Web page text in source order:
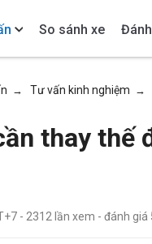
So sánh xe
→ Tư vấn kinh nghiệm →
thay thế
- 2312 lần xem - đánh giá